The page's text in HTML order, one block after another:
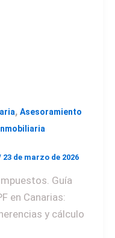
, Asesoramiento
23 de marzo de 2026
Guía
en Canarias:
y cálculo